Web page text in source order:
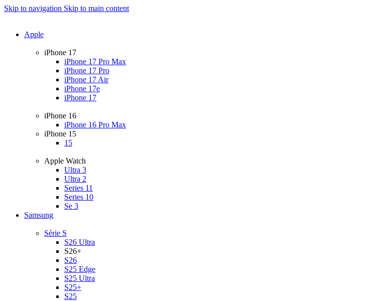
Skip to navigation Skip to main content
Apple
iPhone 17
iPhone 17 Pro Max
iPhone 17 Pro
iPhone 17 Air
iPhone 17e
iPhone 17
iPhone 16
iPhone 16 Pro Max
iPhone 15
15
Apple Watch
Ultra 3
Ultra 2
Series 11
Series 10
Se 3
Samsung
Série S
S26 Ultra
S26+
S26
S25 Edge
S25 Ultra
S25+
S25